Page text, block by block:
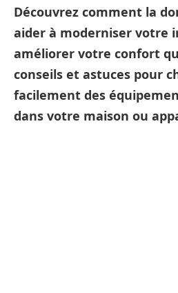
Découvrez comment la
aider à moderniser votre
améliorer votre confort
conseils et astuces pour
facilement des
dans votre maison ou